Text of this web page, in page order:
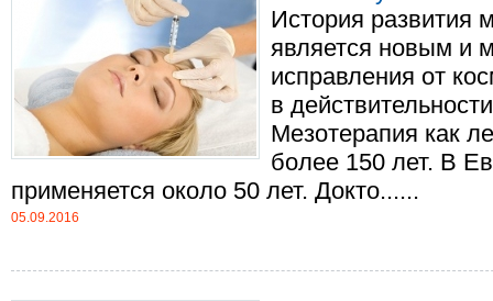
История развития
является новым и
исправления от
в
Мезотерапия как
более 150 лет. В
применяется около 50 лет. Докто......
05.09.2016